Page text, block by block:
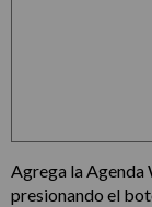
Agrega la Agenda
presionando el